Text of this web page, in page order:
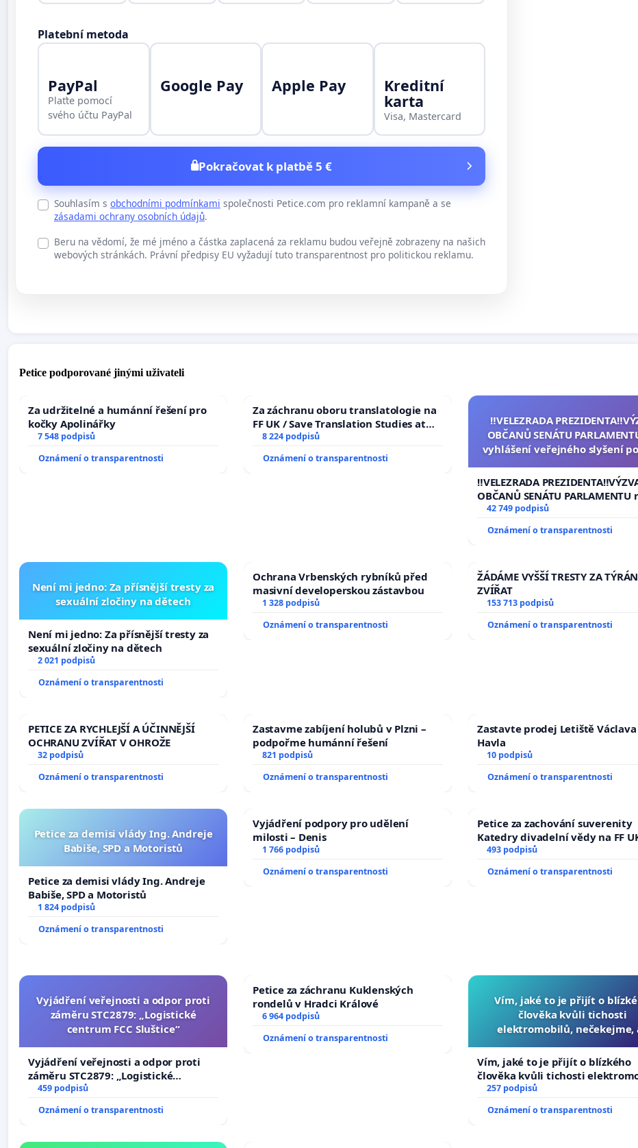
Platební metoda
PayPal
Plaťte pomocí
svého účtu PayPal
Google Pay Apple Pay Kreditní
karta
Visa, Mastercard
Pokračovat k platbě 5 €
Souhlasím s obchodními podmínkami společnosti Petice.com pro reklamní kampaně a se
zásadami ochrany osobních údajů.
Beru na vědomí, že mé jméno a částka zaplacená za reklamu budou veřejně zobrazeny na našich
webových stránkách. Právní předpisy EU vyžadují tuto transparentnost pro politickou reklamu.
Petice podporované jinými uživateli
Za udržitelné a humánní řešení pro
kočky Apolinářky
7 548 podpisů
Oznámení o transparentnosti
Za záchranu oboru translatologie na
FF UK / Save Translation Studies at
the Faculty of Arts, Charles
8 224 podpisů
Oznámení o transparentnosti
‼️VELEZRADA
OBČANŮ SENÁTU
vyhlášení veřejného slyšení
na přijetí usnesení k podání
žaloby na prezidenta
‼️VELEZRADA
OBČANŮ SENÁTU PARLAMENTU
vyhlášení veřejného slyšení
na přijetí usnesení k podání
42 749 podpisů
Oznámení o transparentnosti
Není mi jedno: Za přísnější tresty za
sexuální zločiny na dětech
Není mi jedno: Za přísnější tresty za
sexuální zločiny na dětech
2 021 podpisů
Oznámení o transparentnosti
Ochrana Vrbenských rybníků před
masivní developerskou zástavbou
1 328 podpisů
Oznámení o transparentnosti
ŽÁDÁME VYŠŠÍ TRESTY ZA
ZVÍŘAT
153 713 podpisů
Oznámení o transparentnosti
PETICE ZA RYCHLEJŠÍ A ÚČINNĚJŠÍ
OCHRANU ZVÍŘAT V OHROŽE
32 podpisů
Oznámení o transparentnosti
Zastavme zabíjení holubů v Plzni –
podpořme humánní řešení
821 podpisů
Oznámení o transparentnosti
Zastavte prodej Letiště Václava
Havla
10 podpisů
Oznámení o transparentnosti
Petice za demisi vlády Ing. Andreje
Babiše, SPD a Motoristů
Petice za demisi vlády Ing. Andreje
Babiše, SPD a Motoristů
1 824 podpisů
Oznámení o transparentnosti
Vyjádření podpory pro udělení
milosti – Denis
1 766 podpisů
Oznámení o transparentnosti
Petice za zachování suverenity
Katedry divadelní vědy na FF
493 podpisů
Oznámení o transparentnosti
Vyjádření veřejnosti a odpor proti
záměru STC2879: „Logistické
centrum FCC Sluštice“
Vyjádření veřejnosti a odpor proti
záměru STC2879: „Logistické
centrum FCC Sluštice“
459 podpisů
Oznámení o transparentnosti
Petice za záchranu Kuklenských
rondelů v Hradci Králové
6 964 podpisů
Oznámení o transparentnosti
Vím, jaké to je přijít o
člověka kvůli tichosti
elektromobilů, nečekejme,
auta!
Vím, jaké to je přijít o blízkého
člověka kvůli tichosti
nečekejme, až přibydou další,
257 podpisů
Oznámení o transparentnosti